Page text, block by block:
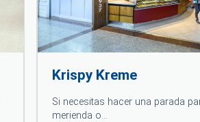
Krispy Kreme
Si necesitas hacer una parada
merienda o…